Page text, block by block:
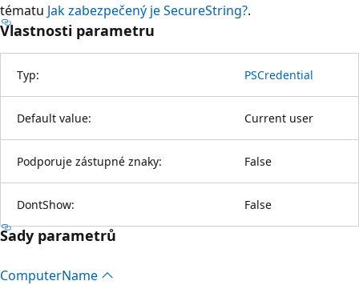
tématu Jak zabezpečený je SecureString?.
Vlastnosti parametru
Typ: PSCredential
Default value: Current user
Podporuje zástupné znaky: False
DontShow: False
Sady parametrů
ComputerName